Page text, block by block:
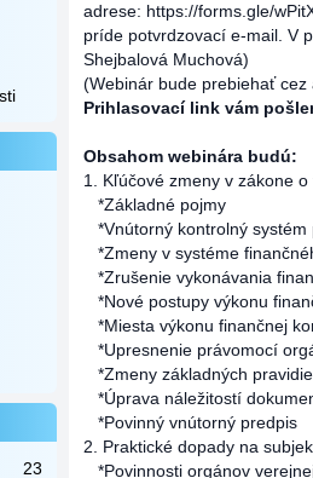
23
adrese: https://forms.gle/
príde potvrdzovací e-mail. V
Shejbalová Muchová)
(Webinár bude prebiehať cez
Prihlasovací link vám
Obsahom webinára budú:
1. Kľúčové zmeny v zákone
*Základné pojmy
*Vnútorný kontrolný systém
*Zmeny v systéme
*Zrušenie vykonávania
*Nové postupy výkonu
*Miesta výkonu finančnej
*Upresnenie právomocí
*Zmeny základných
*Úprava náležitostí
*Povinný vnútorný predpis
2. Praktické dopady na
*Povinnosti orgánov